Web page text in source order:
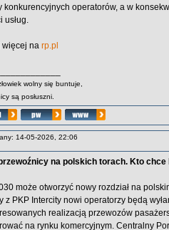
konkurencyjnych operatorów, a w
usług.
więcej na rp.pl
wolny się buntuje,
są posłuszni.
14-05-2026, 22:06
na polskich torach. Kto
może otworzyć nowy rozdział na
z PKP Intercity nowi operatorzy będą
realizacją przewozów
na rynku komercyjnym. Centralny